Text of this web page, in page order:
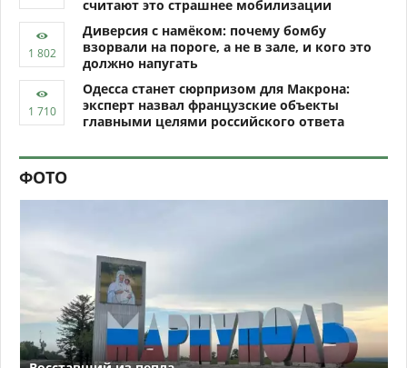
считают это страшнее мобилизации
Диверсия с намёком: почему бомбу
взорвали на пороге, а не в зале, и кого это
должно напугать
Одесса станет сюрпризом для Макрона:
эксперт назвал французские объекты
главными целями российского ответа
ФОТО